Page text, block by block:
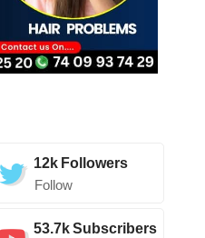
12k Followers
Follow
53.7kSubscribers